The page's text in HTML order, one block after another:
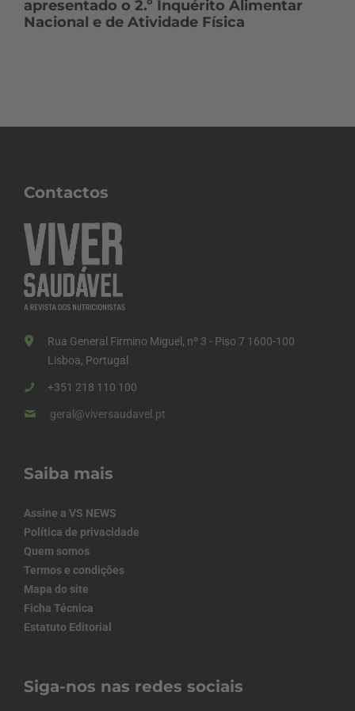
apresentado o 2.º Inquérito Alimentar
Nacional e de Atividade Física
Contactos
Rua General Firmino Miguel, nº 3 - Piso 7 1600-100
Lisboa, Portugal
+351 218 110 100
geral@viversaudavel.pt
Saiba mais
Assine a VS NEWS
Política de privacidade
Quem somos
Termos e condições
Mapa do site
Ficha Técnica
Estatuto Editorial
Siga-nos nas redes sociais